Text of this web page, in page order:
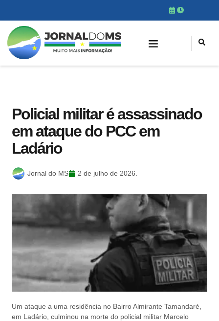
Policial militar é assassinado
em ataque do PCC em
Ladário
Jornal do MS 2 de julho de 2026.
Um ataque a uma residência no Bairro Almirante Tamandaré,
em Ladário, culminou na morte do policial militar Marcelo